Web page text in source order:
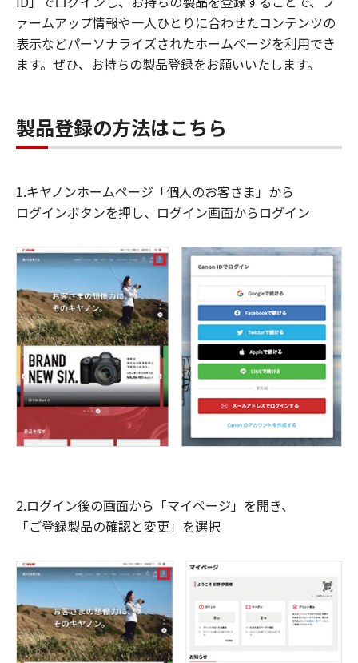
ァームアップ情報や一人ひとりに合わせたコンテンツの
表示などパーソナライズされたホームページを利用でき
ます。ぜひ、お持ちの製品登録をお願いいたします。
製品登録の方法はこちら
1.キヤノンホームページ「個人のお客さま」から
ログインボタンを押し、ログイン画面からログイン
2.ログイン後の画面から「マイページ」を開き、
「ご登録製品の確認と変更」を選択